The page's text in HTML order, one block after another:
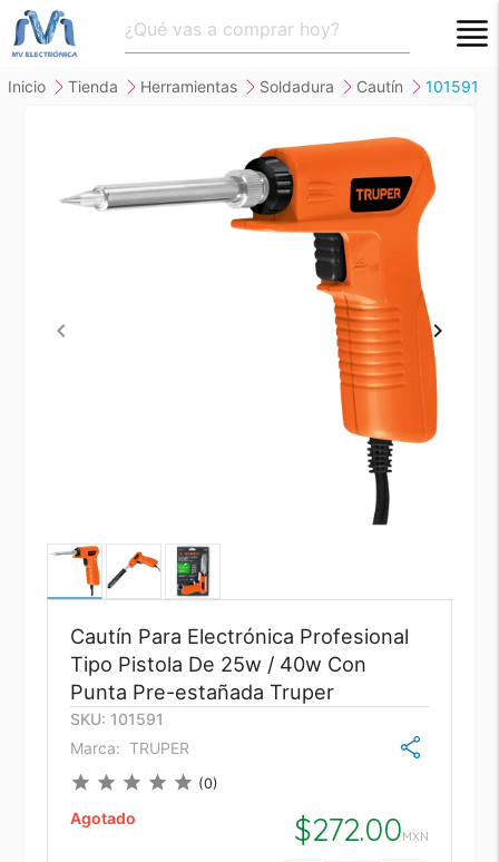
inicio tienda herramientas soldadura cautín 101591
Cautín Para Electrónica Profesional
Tipo Pistola De 25w / 40w Con
Punta Pre-estañada Truper
SKU: 101591
Marca:TRUPER
star star star star star (0)
Agotado $272.00MXN